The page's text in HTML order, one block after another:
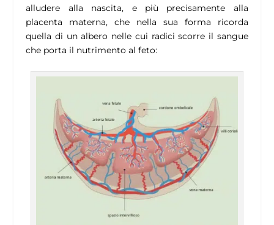
alludere alla nascita, e più precisamente alla
placenta materna, che nella sua forma ricorda
quella di un albero nelle cui radici scorre il sangue
che porta il nutrimento al feto: